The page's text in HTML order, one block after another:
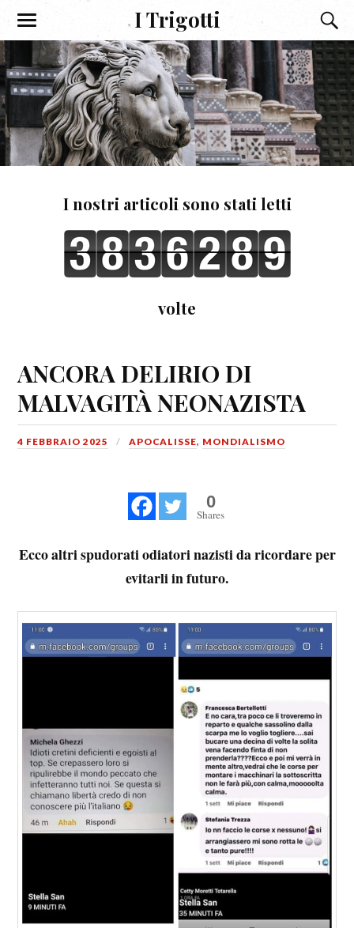
I Trigotti
I nostri articoli sono stati letti
volte
ANCORA DELIRIO DI
MALVAGITÀ NEONAZISTA
4 FEBBRAIO 2025 APOCALISSE, MONDIALISMO
0
Shares
Ecco altri spudorati odiatori nazisti da ricordare per
evitarli in futuro.